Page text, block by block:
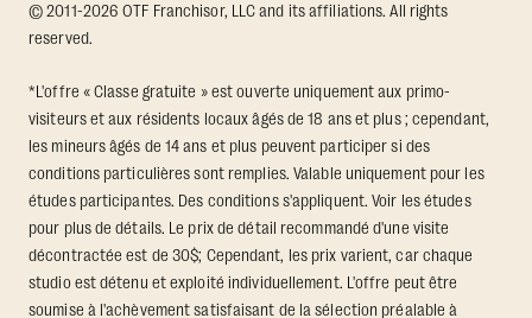
© 2011-2026 OTF Franchisor, LLC and its affiliations. All rights
reserved.
*L'offre « Classe gratuite » est ouverte uniquement aux primo-
visiteurs et aux résidents locaux âgés de 18 ans et plus ; cependant,
les mineurs âgés de 14 ans et plus peuvent participer si des
conditions particulières sont remplies. Valable uniquement pour les
études participantes. Des conditions s'appliquent. Voir les études
pour plus de détails. Le prix de détail recommandé d'une visite
décontractée est de 30$; Cependant, les prix varient, car chaque
studio est détenu et exploité individuellement. L'offre peut être
soumise à l'achèvement satisfaisant de la sélection préalable à